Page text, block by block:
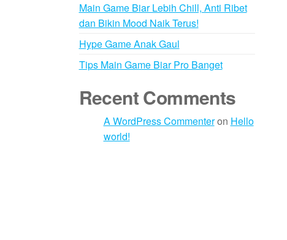
Main Game Biar Lebih Chill, Anti Ribet
dan Bikin Mood Naik Terus!
Hype Game Anak Gaul
Tips Main Game Biar Pro Banget
Recent Comments
A WordPress Commenteron Hello
world!